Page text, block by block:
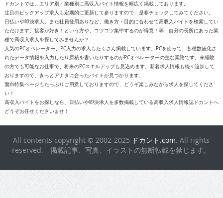
ドカントでは、エリア別・業種別に高収入バイト情報を幅広く掲載しております。
注目のピックアップ求人も定期的に更新して参りますので、是非チェックしてみてください。
日払いや即決求人、また社員登用ありなど、働き方・目的に合わせて高収入バイトを検索してい
ただけます。接客が好き！という方や、コツコツ集中するのが得意！等、自分の長所にあった業
種で高収入求人を探してみませんか？
人気のPCオペレーター、PC入力の求人もたくさん掲載しています。PCを使って、各種数値化さ
れたデータ情報を入力したり原稿を書いたりするのがPCオペレーターの主な業務です。未経験
の方でも可能なお仕事で、将来のPCスキルアップも見込めます。新着求人情報も続々追加して
おりますので、きっとアナタに合ったバイトが見つかります。
面白特集ページもたっぷりご用意しておりますので、どうぞ楽しみながら求人を探してくださ
い！
高収入バイトをお探しなら、日払いや即決求人を多数掲載している高収入求人情報誌ドカントへ
どうぞお任せくださいませ！
All contents copyright © 2002-2025 ドカント.com. All rights
reserved. 掲載記事、写真、イラストの無断転載を禁じます。